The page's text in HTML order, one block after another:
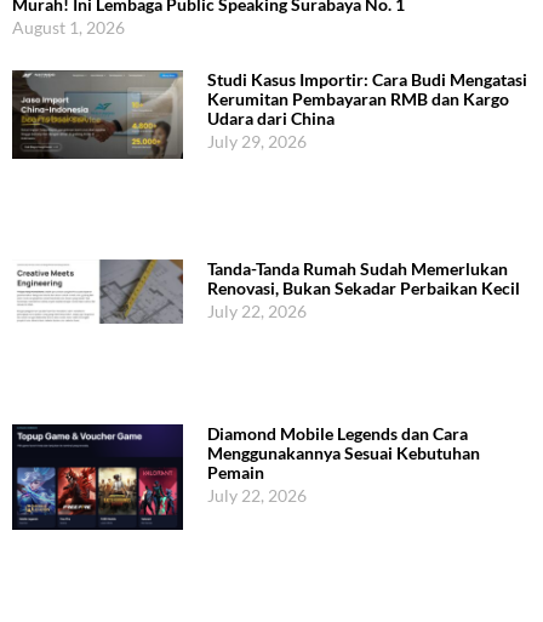
August 1, 2026
Studi Kasus Importir: Cara Budi Mengatasi
Kerumitan Pembayaran RMB dan Kargo
Udara dari China
July 29, 2026
Tanda-Tanda Rumah Sudah Memerlukan
Renovasi, Bukan Sekadar Perbaikan Kecil
July 22, 2026
Diamond Mobile Legends dan Cara
Menggunakannya Sesuai Kebutuhan
Pemain
July 22, 2026